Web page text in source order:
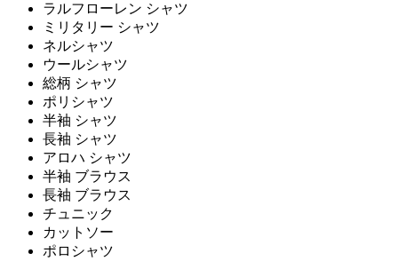
ラルフローレン シャツ
ミリタリー シャツ
ネルシャツ
ウールシャツ
総柄 シャツ
ポリシャツ
半袖 シャツ
長袖 シャツ
アロハ シャツ
半袖 ブラウス
長袖 ブラウス
チュニック
カットソー
ポロシャツ